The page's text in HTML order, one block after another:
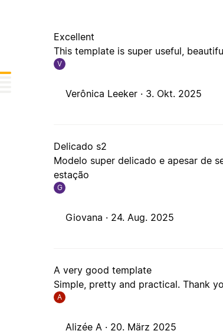
Excellent
This template is super useful,
V
Verônica Leeker · 3. Okt. 2025
Delicado s2
Modelo super delicado e apesar de
estação
G
Giovana · 24. Aug. 2025
A very good template
Simple, pretty and practical. Thank
A
Alizée A · 20. März 2025